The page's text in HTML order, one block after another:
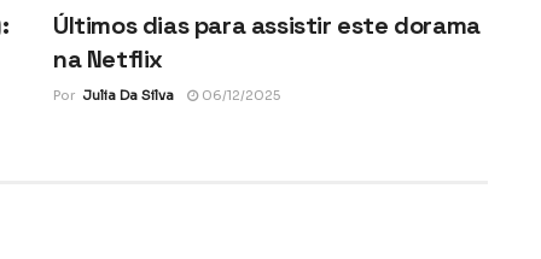
Últimos dias para assistir este dorama
na Netflix
Por Julia Da Silva 06/12/2025